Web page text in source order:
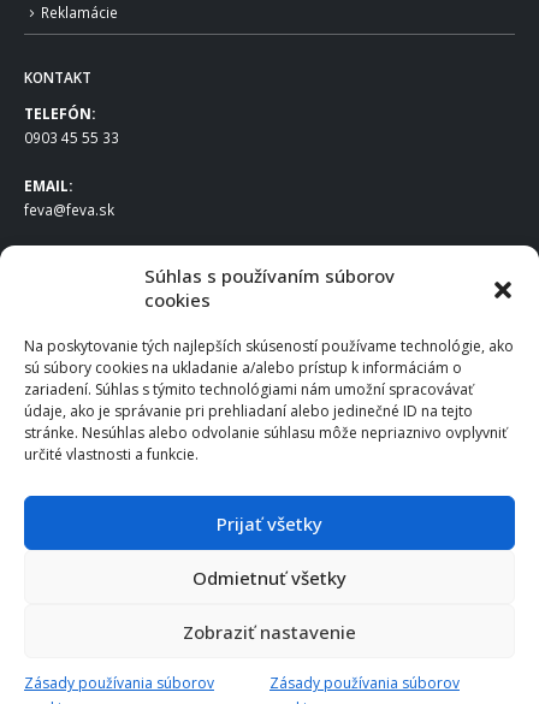
Súhlas s používaním súborov
cookies
Na poskytovanie tých najlepších skúseností používame technológie, ako
sú súbory cookies na ukladanie a/alebo prístup k informáciám o
zariadení. Súhlas s týmito technológiami nám umožní spracovávať
údaje, ako je správanie pri prehliadaní alebo jedinečné ID na tejto
stránke. Nesúhlas alebo odvolanie súhlasu môže nepriaznivo ovplyvniť
určité vlastnosti a funkcie.
Prijať všetky
Odmietnuť všetky
Zobraziť nastavenie
Zásady používania súborov
Zásady používania súborov
Reklamácie
KONTAKT
TELEFÓN:
0903 45 55 33
EMAIL:
feva@feva.sk
FEVA Slovakia SK s.r.o.
831 04 Bratislava
IČO: 50922688
DIČ: 2120539388
IČ DPH: SK2120539388
Po – Pia: 8:00 – 16:30